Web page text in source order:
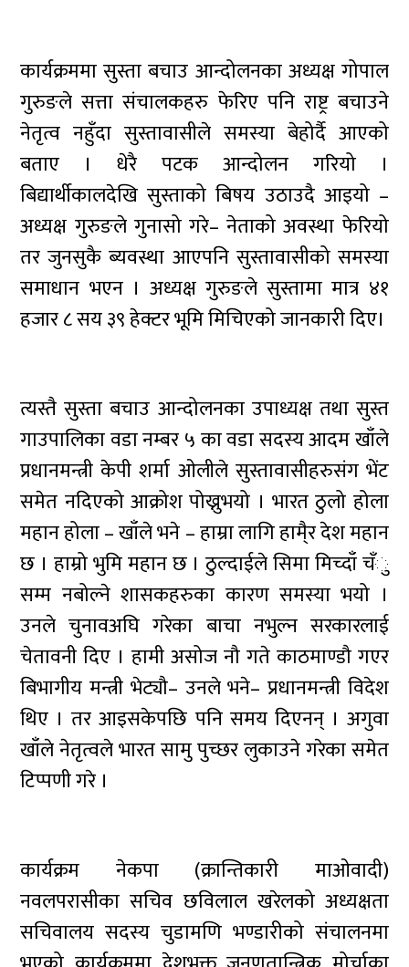
कार्यक्रममा सुस्ता बचाउ आन्दोलनका अध्यक्ष गोपाल
गुरुङले सत्ता संचालकहरु फेरिए पनि राष्ट्र बचाउने
नेतृत्व नहुँदा सुस्तावासीले समस्या बेहोर्दै आएको
बताए । धेरै पटक आन्दोलन गरियो ।
बिद्यार्थीकालदेखि सुस्ताको बिषय उठाउदै आइयो –
अध्यक्ष गुरुङले गुनासो गरे– नेताको अवस्था फेरियो
तर जुनसुकै ब्यवस्था आएपनि सुस्तावासीको समस्या
समाधान भएन । अध्यक्ष गुरुङले सुस्तामा मात्र ४१
हजार ८ सय ३९ हेक्टर भूमि मिचिएको जानकारी दिए।
त्यस्तै सुस्ता बचाउ आन्दोलनका उपाध्यक्ष तथा सुस्त
गाउपालिका वडा नम्बर ५ का वडा सदस्य आदम खाँले
प्रधानमन्त्री केपी शर्मा ओलीले सुस्तावासीहरुसंग भेंट
समेत नदिएको आक्रोश पोख्नुभयो । भारत ठुलो होला
महान होला – खाँले भने – हाम्रा लागि हामै्र देश महान
छ । हाम्रो भुमि महान छ । ठुल्दाईले सिमा मिच्दाँ चँु
सम्म नबोल्ने शासकहरुका कारण समस्या भयो ।
उनले चुनावअघि गरेका बाचा नभुल्न सरकारलाई
चेतावनी दिए । हामी असोज नौ गते काठमाण्डौ गएर
बिभागीय मन्त्री भेट्यौ– उनले भने– प्रधानमन्त्री विदेश
थिए । तर आइसकेपछि पनि समय दिएनन् । अगुवा
खाँले नेतृत्वले भारत सामु पुच्छर लुकाउने गरेका समेत
टिप्पणी गरे ।
कार्यक्रम नेकपा (क्रान्तिकारी माओवादी)
नवलपरासीका सचिव छविलाल खरेलको अध्यक्षता
सचिवालय सदस्य चुडामणि भण्डारीको संचालनमा